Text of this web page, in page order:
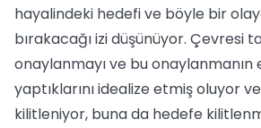
hayalindeki hedefi ve böyle bir
bırakacağı izi düşünüyor. Çevresi
onaylanmayı ve bu onaylanmanın
yaptıklarını idealize etmiş oluyor
kilitleniyor, buna da hedefe